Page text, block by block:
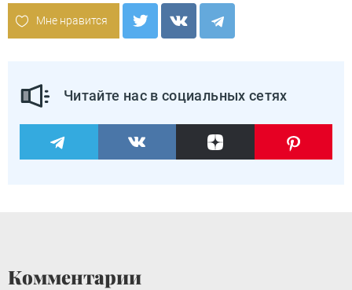
Мне нравится
Читайте нас в социальных сетях
Комментарии